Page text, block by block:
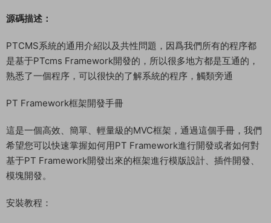
源碼描述：
PTCMS系統的通用介紹以及共性問題，因爲我們所有的程序都
是基于PTcms Framework開發的，所以很多地方都是互通的，
熟悉了一個程序，可以很快的了解系統的程序，觸類旁通
PT Framework框架開發手冊
這是一個高效、簡單、輕量級的MVC框架，通過這個手冊，我們
希望您可以快速掌握如何用PT Framework進行開發或者如何對
基于PT Framework開發出來的框架進行模版設計、插件開發、
模塊開發。
安裝教程：